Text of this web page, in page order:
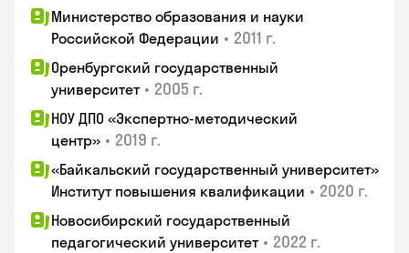
Министерство образования и науки
Российской Федерации • 2011 г.
Оренбургский государственный
университет • 2005 г.
НОУ ДПО «Экспертно-методический
центр» • 2019 г.
«Байкальский государственный университет»
Институт повышения квалификации • 2020 г.
Новосибирский государственный
педагогический университет • 2022 г.